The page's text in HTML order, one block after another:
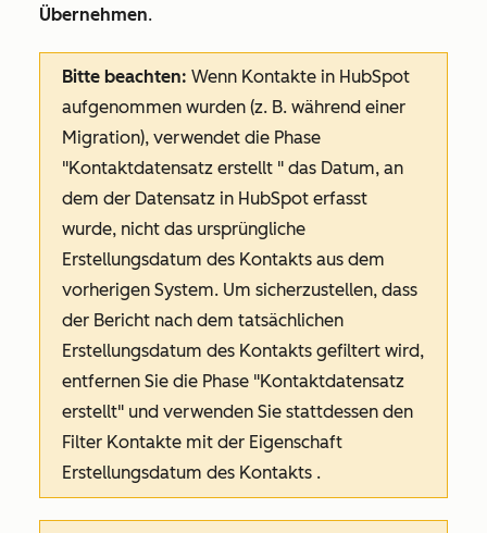
Übernehmen.
Bitte beachten: Wenn Kontakte in HubSpot
aufgenommen wurden (z. B. während einer
Migration), verwendet die Phase
"Kontaktdatensatz erstellt " das Datum, an
dem der Datensatz in HubSpot erfasst
wurde, nicht das ursprüngliche
Erstellungsdatum des Kontakts aus dem
vorherigen System. Um sicherzustellen, dass
der Bericht nach dem tatsächlichen
Erstellungsdatum des Kontakts gefiltert wird,
entfernen Sie die Phase "Kontaktdatensatz
erstellt" und verwenden Sie stattdessen den
Filter Kontakte mit der Eigenschaft
Erstellungsdatum des Kontakts .